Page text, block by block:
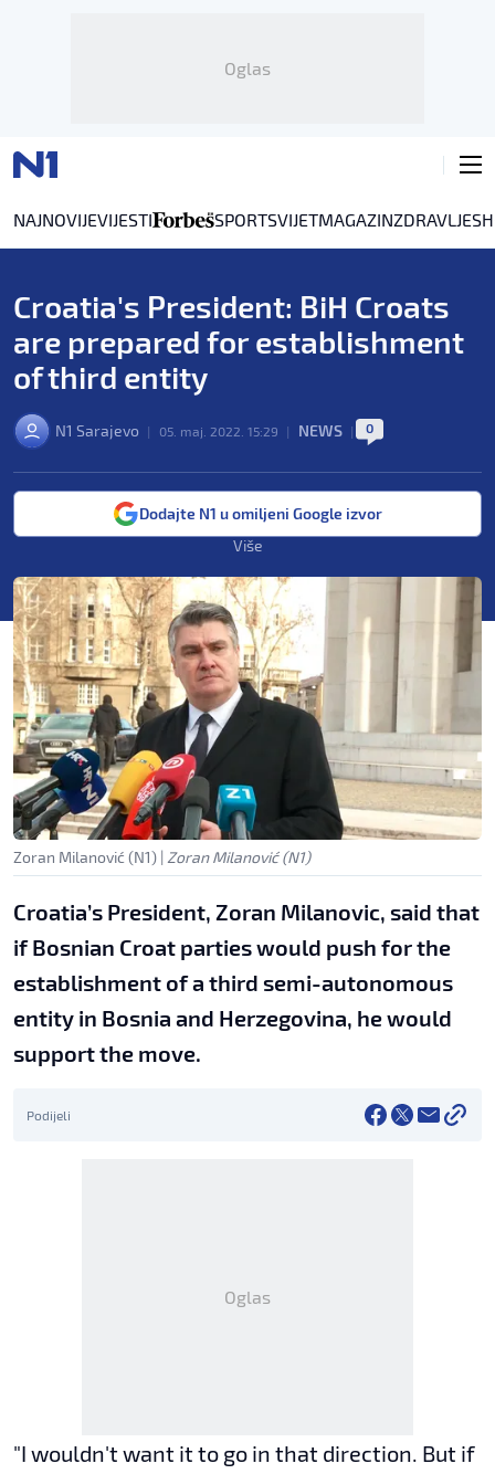
Oglas
NAJNOVIJEVIJESTI SPORTSVIJETMAGAZINZDRAVLJE
Croatia's President: BiH Croats
are prepared for establishment
of third entity
N1 Sarajevo | 05. maj. 2022. 15:29 | NEWS | 0
Dodajte N1 u omiljeni Google izvor
Više
Zoran Milanović (N1) | Zoran Milanović (N1)
Croatia’s President, Zoran Milanovic, said that
if Bosnian Croat parties would push for the
establishment of a third semi-autonomous
entity in Bosnia and Herzegovina, he would
support the move.
Podijeli
Oglas
"I wouldn't want it to go in that direction. But if